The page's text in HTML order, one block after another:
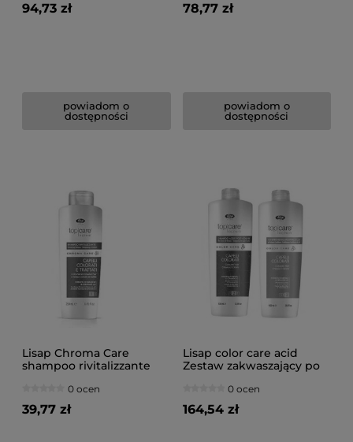
94,73 zł
powiadom o
dostępności
78,77 zł
powiadom o
dostępności
Lisap Chroma Care
shampoo rivitalizzante
0 ocen
39,77 zł
Lisap color care acid
Zestaw zakwaszający po
1000ml odżywka 1000ml
0 ocen
164,54 zł